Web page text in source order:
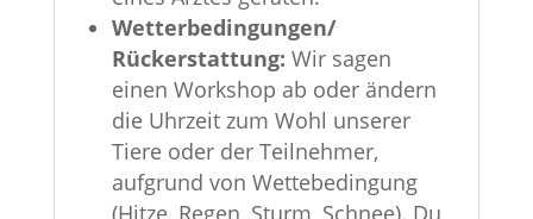
Wetterbedingungen/
Rückerstattung: Wir sagen
einen Workshop ab oder ändern
die Uhrzeit zum Wohl unserer
Tiere oder der Teilnehmer,
aufgrund von Wettebedingung